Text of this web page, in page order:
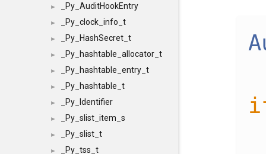
► _Py_AuditHookEntry
► _Py_clock_info_t
► _Py_HashSecret_t
► _Py_hashtable_allocator_t
► _Py_hashtable_entry_t
► _Py_hashtable_t
► _Py_Identifier
► _Py_slist_item_s
► _Py_slist_t
► _Py_tss_t